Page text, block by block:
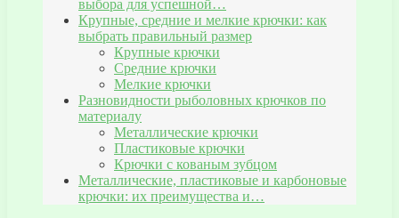
выбора для успешной…
Крупные, средние и мелкие крючки: как
выбрать правильный размер
Крупные крючки
Средние крючки
Мелкие крючки
Разновидности рыболовных крючков по
материалу
Металлические крючки
Пластиковые крючки
Крючки с кованым зубцом
Металлические, пластиковые и карбоновые
крючки: их преимущества и…